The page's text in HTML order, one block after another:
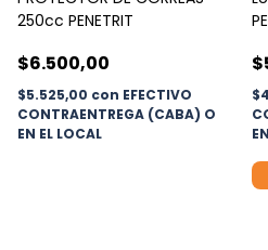
250cc PENETRIT
$6.500,00
$5.525,00 con EFECTIVO
CONTRAENTREGA (CABA) O
EN EL LOCAL